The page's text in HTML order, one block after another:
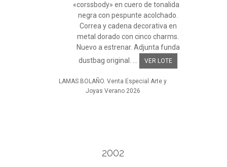
«corssbody» en cuero de tonalidad
negra con pespunte acolchado.
Correa y cadena decorativa en
metal dorado con cinco charms.
Nuevo a estrenar. Adjunta funda
dustbag original. ...
VER LOTE
LAMAS BOLAÑO. Venta Especial Arte y
Joyas Verano 2026
2002